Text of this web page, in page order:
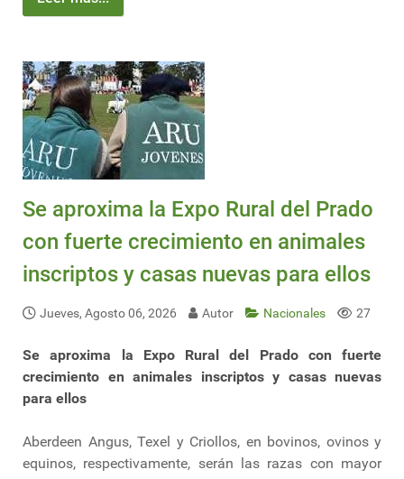
Se aproxima la Expo Rural del Prado
con fuerte crecimiento en animales
inscriptos y casas nuevas para ellos
Jueves, Agosto 06, 2026 Autor Nacionales 27
Se aproxima la Expo Rural del Prado con fuerte
crecimiento en animales inscriptos y casas nuevas
para ellos
Aberdeen Angus, Texel y Criollos, en bovinos, ovinos y
equinos, respectivamente, serán las razas con mayor